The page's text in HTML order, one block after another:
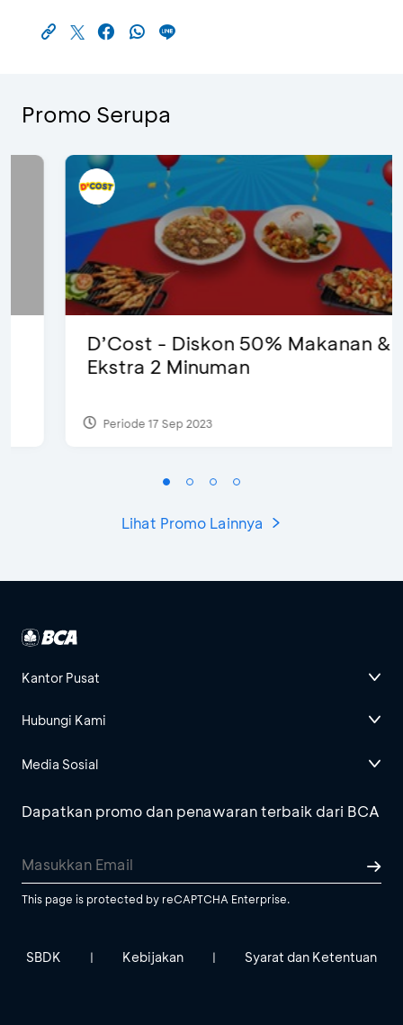
Promo Serupa
D’Cost - Diskon 50% Makanan &
Ekstra 2 Minuman
Periode 17 Sep 2023
Lihat Promo Lainnya
Kantor Pusat
Hubungi Kami
Media Sosial
Dapatkan promo dan penawaran terbaik dari BCA
This page is protected by reCAPTCHA Enterprise.
SBDK | Kebijakan | Syarat dan Ketentuan